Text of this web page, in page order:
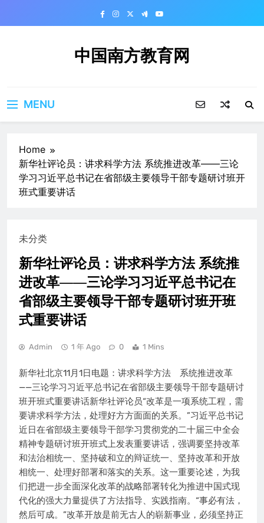
中国南方教育网
MENU
Home
新华社评论员：讲求科学方法 系统推进改革——三论
学习习近平总书记在省部级主要领导干部专题研讨班开
班式重要讲话
未分类
新华社评论员：讲求科学方法 系统推
进改革——三论学习习近平总书记在
省部级主要领导干部专题研讨班开班
式重要讲话
Admin 1 年 Ago 0 1 Mins
新华社北京11月1日电题：讲求科学方法 系统推进改革
——三论学习习近平总书记在省部级主要领导干部专题研讨
班开班式重要讲话新华社评论员“改革是一项系统工程，需
要讲求科学方法，处理好方方面面的关系。”习近平总书记
近日在省部级主要领导干部学习贯彻党的二十届三中全会
精神专题研讨班开班式上发表重要讲话，强调要坚持改革
和法治相统一、坚持破和立的辩证统一、坚持改革和开放
相统一、处理好部署和落实的关系。这一重要论述，为我
们把进一步全面深化改革的战略部署转化为推进中国式现
代化的强大力量提供了方法指导、实践指南。“事必有法，
然后可成。”改革开放是前无古人的崭新事业，必须坚持正